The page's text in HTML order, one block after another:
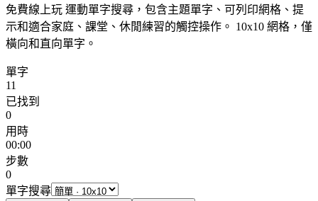
免費線上玩 運動單字搜尋，包含主題單字、可列印網格、提
示和適合家庭、課堂、休閒練習的觸控操作。 10x10 網格，僅
橫向和直向單字。
單字
11
已找到
0
用時
00:00
步數
0
單字搜尋